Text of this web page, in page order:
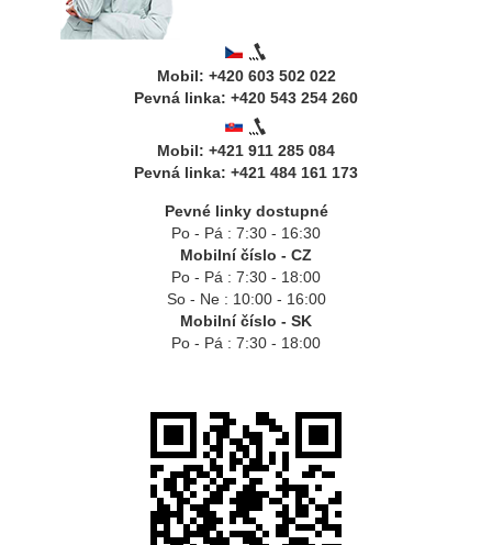
Mobil: +420 603 502 022
Pevná linka: +420 543 254 260
Mobil: +421 911 285 084
Pevná linka: +421 484 161 173
Pevné linky dostupné
Po - Pá : 7:30 - 16:30
Mobilní číslo - CZ
Po - Pá : 7:30 - 18:00
So - Ne : 10:00 - 16:00
Mobilní číslo - SK
Po - Pá : 7:30 - 18:00